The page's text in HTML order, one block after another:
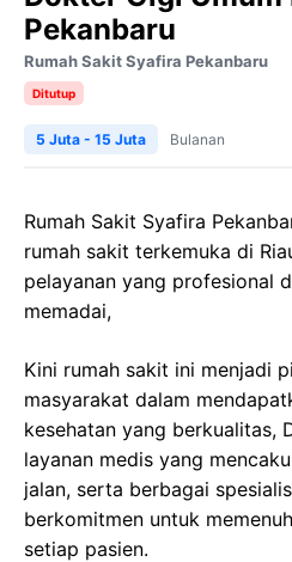
Pekanbaru
Rumah Sakit Syafira Pekanbaru
Ditutup
5 Juta - 15 Juta Bulanan
Rumah Sakit Syafira
rumah sakit terkemuka di
pelayanan yang profesional
memadai,
Kini rumah sakit ini menjadi
masyarakat dalam
kesehatan yang berkualitas,
layanan medis yang
jalan, serta berbagai
berkomitmen untuk
setiap pasien.